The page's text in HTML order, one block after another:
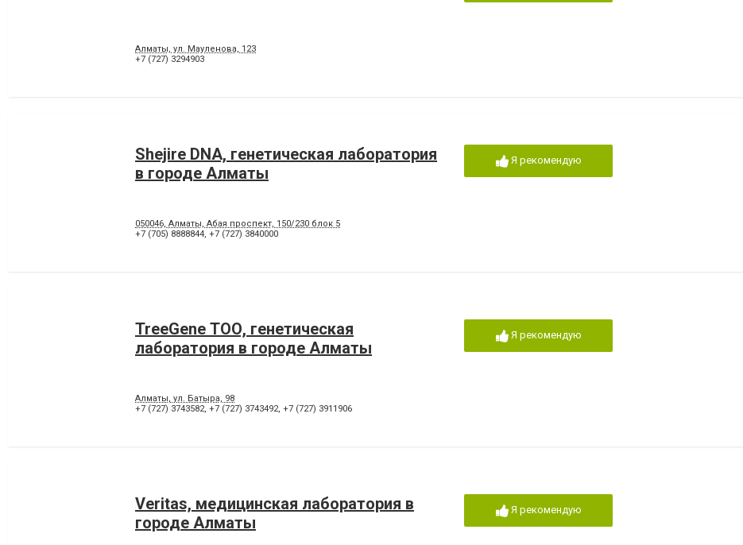
Алматы, ул. Мауленова, 123
+7 (727) 3294903
Shejire DNA, генетическая лаборатория
в городе Алматы
050046, Алматы, Абая проспект, 150/230 блок 5
+7 (705) 8888844, +7 (727) 3840000
Я рекомендую
TreeGene ТОО, генетическая
лаборатория в городе Алматы
Алматы, ул. Батыра, 98
+7 (727) 3743582, +7 (727) 3743492, +7 (727) 3911906
Я рекомендую
Veritas, медицинская лаборатория в
городе Алматы
Я рекомендую